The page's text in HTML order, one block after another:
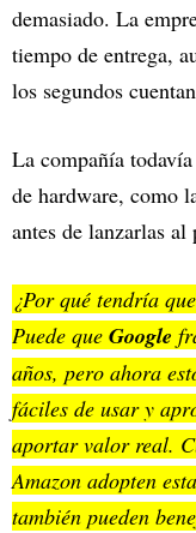
demasiado. La
tiempo de entrega,
los segundos
La compañía
de hardware, como
antes de lanzarlas al
¿Por qué tendría
Puede que Google
años, pero ahora
fáciles de usar y
aportar valor real.
Amazon adopten
también pueden